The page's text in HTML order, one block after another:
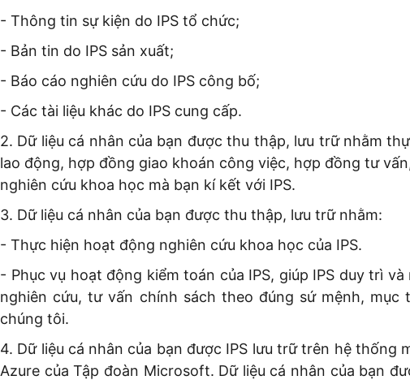
- Thông tin sự kiện do IPS tổ chức;
- Bản tin do IPS sản xuất;
- Báo cáo nghiên cứu do IPS công bố;
- Các tài liệu khác do IPS cung cấp.
2. Dữ liệu cá nhân của bạn được thu thập, lưu trữ nhằm
lao động, hợp đồng giao khoán công việc, hợp đồng tư
nghiên cứu khoa học mà bạn kí kết với IPS.
3. Dữ liệu cá nhân của bạn được thu thập, lưu trữ nhằm:
- Thực hiện hoạt động nghiên cứu khoa học của IPS.
- Phục vụ hoạt động kiểm toán của IPS, giúp IPS duy trì
nghiên cứu, tư vấn chính sách theo đúng sứ mệnh, mục
chúng tôi.
4. Dữ liệu cá nhân của bạn được IPS lưu trữ trên hệ thống
Azure của Tập đoàn Microsoft. Dữ liệu cá nhân của bạn